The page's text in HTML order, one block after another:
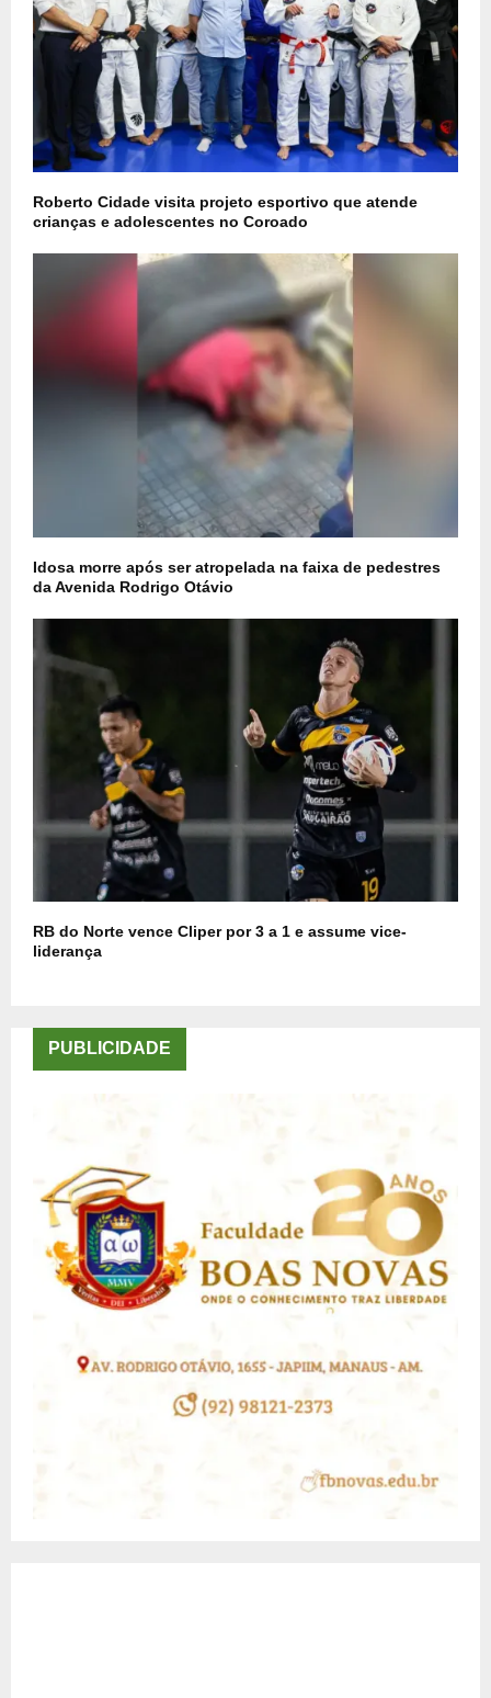
Roberto Cidade visita projeto esportivo que atende
crianças e adolescentes no Coroado
Idosa morre após ser atropelada na faixa de pedestres
da Avenida Rodrigo Otávio
RB do Norte vence Cliper por 3 a 1 e assume vice-
liderança
PUBLICIDADE